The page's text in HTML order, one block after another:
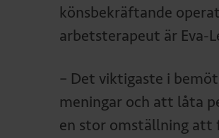
könsbekräftande
arbetsterapeut är Eva-
– Det viktigaste i
meningar och att låta
en stor omställning att